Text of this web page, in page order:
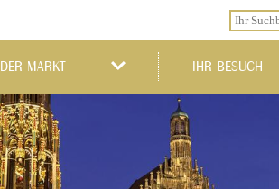
DER MARKT IHR BESUCH